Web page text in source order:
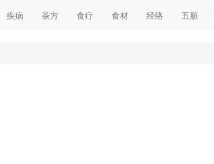
疾病 茶方 食疗 食材 经络 五脏